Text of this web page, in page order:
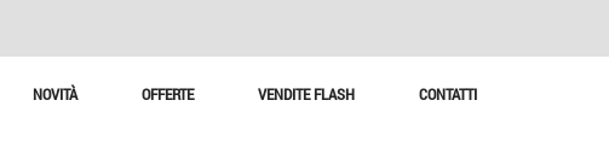
NOVITÀ OFFERTE VENDITE FLASH CONTATTI